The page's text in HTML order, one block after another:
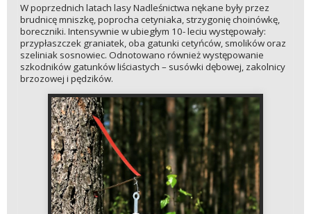
W poprzednich latach lasy Nadleśnictwa nękane były przez
brudnicę mniszkę, poprocha cetyniaka, strzygonię choinówkę,
boreczniki. Intensywnie w ubiegłym 10- leciu występowały:
przypłaszczek graniatek, oba gatunki cetyńców, smolików oraz
szeliniak sosnowiec. Odnotowano również występowanie
szkodników gatunków liściastych – susówki dębowej, zakolnicy
brzozowej i pędzików.